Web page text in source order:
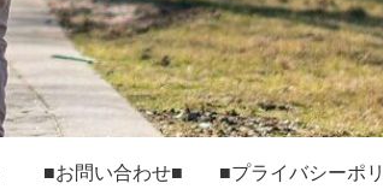
■お問い合わせ■